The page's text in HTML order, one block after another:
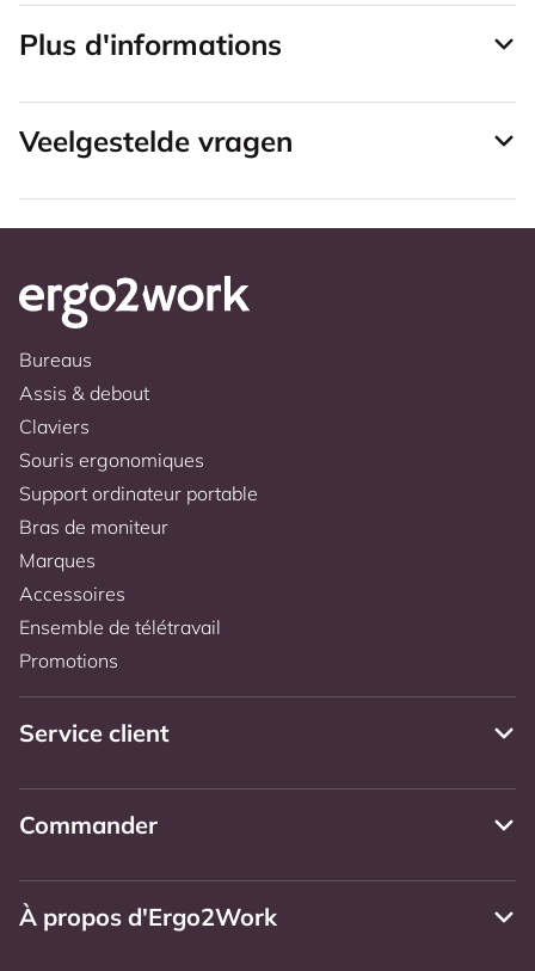
Plus d'informations
Veelgestelde vragen
Bureaus
Assis & debout
Claviers
Souris ergonomiques
Support ordinateur portable
Bras de moniteur
Marques
Accessoires
Ensemble de télétravail
Promotions
Service client
Commander
À propos d'Ergo2Work